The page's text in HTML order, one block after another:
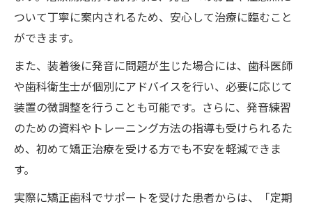
ついて丁寧に案内されるため、安心して治療に臨むこと
ができます。
また、装着後に発音に問題が生じた場合には、歯科医師
や歯科衛生士が個別にアドバイスを行い、必要に応じて
装置の微調整を行うことも可能です。さらに、発音練習
のための資料やトレーニング方法の指導も受けられるた
め、初めて矯正治療を受ける方でも不安を軽減できま
す。
実際に矯正歯科でサポートを受けた患者からは、「定期